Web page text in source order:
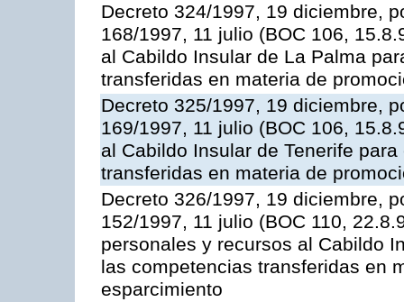
Decreto 324/1997, 19 diciembre,
168/1997, 11 julio (BOC 106,
al Cabildo Insular de La Palma
transferidas en materia de
Decreto 325/1997, 19 diciembre,
169/1997, 11 julio (BOC 106,
al Cabildo Insular de Tenerife
transferidas en materia de
Decreto 326/1997, 19 diciembre,
152/1997, 11 julio (BOC 110,
personales y recursos al Cabildo
las competencias transferidas en
esparcimiento